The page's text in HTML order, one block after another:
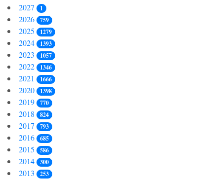
2027 1
2026 759
2025 1279
2024 1393
2023 1057
2022 1346
2021 1666
2020 1398
2019 770
2018 824
2017 793
2016 685
2015 586
2014 300
2013 253